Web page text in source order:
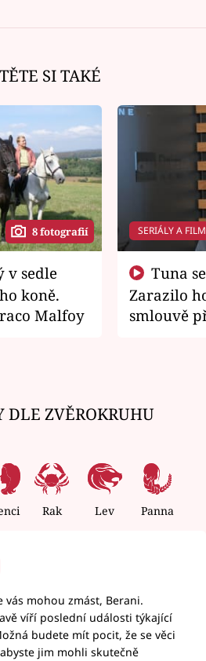
SI TAKÉ
8 fotografií
koně.
Malfoy
SERIÁLY A
Zarazilo
smlouvě
DLE ZVĚROKRUHU
Rak Lev Panna
vás mohou zmást, Berani.
víří poslední události týkající
budete mít pocit, že se věci
jim mohli skutečně